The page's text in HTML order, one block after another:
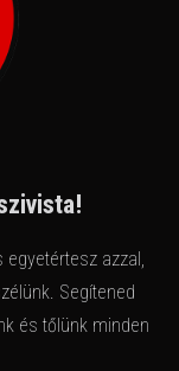
azzal,
Segítened
és tőlünk minden